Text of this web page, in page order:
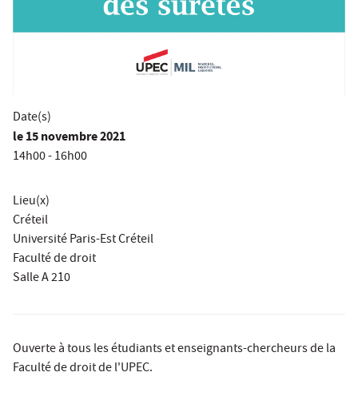
Date(s)
le15 novembre 2021
14h00 - 16h00
Lieu(x)
Créteil
Université Paris-Est Créteil
Faculté de droit
Salle A 210
Ouverte à tous les étudiants et enseignants-chercheurs de la
Faculté de droit de l'UPEC.